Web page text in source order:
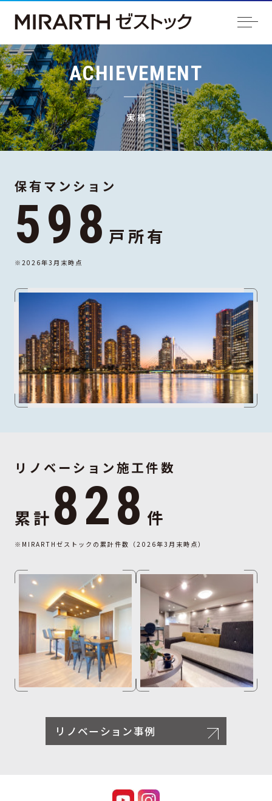
ACHIEVEMENT
実績
保有マンション
598 戸所有
※2026年3月末時点
リノベーション施工件数
累計 828 件
※MIRARTHゼストックの累計件数（2026年3月末時点）
リノベーション事例